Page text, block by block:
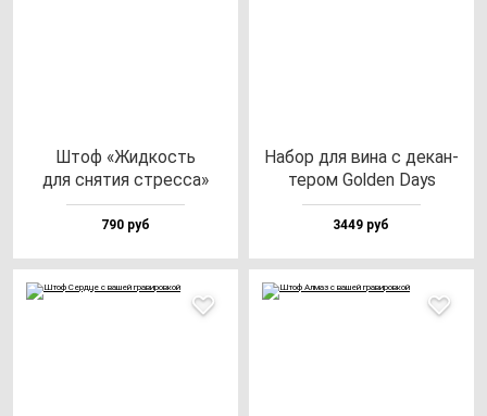
Штоф «Жид­кость
для сня­тия стрес­са»
790 руб
Набор для ви­на с де­кан­
те­ром Gol­den Days
3449 руб